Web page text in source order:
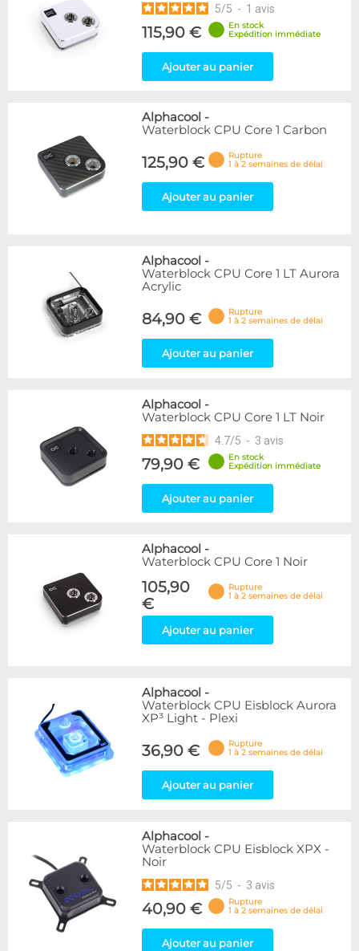
5/5 - 1 avis
115,90 €
En stock
Expédition immédiate
Ajouter au panier
Alphacool -
Waterblock CPU Core 1 Carbon
125,90 €
Rupture
1 à 2 semaines de délai
Ajouter au panier
Alphacool -
Waterblock CPU Core 1 LT Aurora
Acrylic
84,90 €
Rupture
1 à 2 semaines de délai
Ajouter au panier
Alphacool -
Waterblock CPU Core 1 LT Noir
4.7/5 - 3 avis
79,90 €
En stock
Expédition immédiate
Ajouter au panier
Alphacool -
Waterblock CPU Core 1 Noir
105,90
€
Rupture
1 à 2 semaines de délai
Ajouter au panier
Alphacool -
Waterblock CPU Eisblock Aurora
XP³ Light - Plexi
36,90 €
Rupture
1 à 2 semaines de délai
Ajouter au panier
Alphacool -
Waterblock CPU Eisblock XPX -
Noir
5/5 - 3 avis
40,90 €
Rupture
1 à 2 semaines de délai
Ajouter au panier